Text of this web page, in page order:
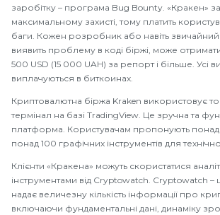
заробітку – програма Bug Bounty. «Кракен»
максимальному захисті, тому платить
баги. Кожен розробник або навіть
виявить проблему в коді біржі, може
500 USD (15 000 UAH) за репорт і більше. Усі
виплачуються в биткоинах.
Криптовалютна біржа Kraken використовує
термінал на базі TradingView. Це зручна та
платформа. Користувачам пропонують понад
понад 100 графічних інструментів для
Клієнти «Кракена» можуть скористатися
інструментами від Cryptowatch. Cryptowatch –
надає величезну кількість інформації про
включаючи фундаментальні дані, динаміку